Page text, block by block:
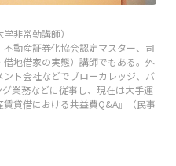
非常勤講師）
動産証券化協会認定マスター、司
地借家の実態）講師でもある。外
ト会社などでブローカレッジ、バ
業務などに従事し、現在は大手運
貸借における共益費Q&A』（民事